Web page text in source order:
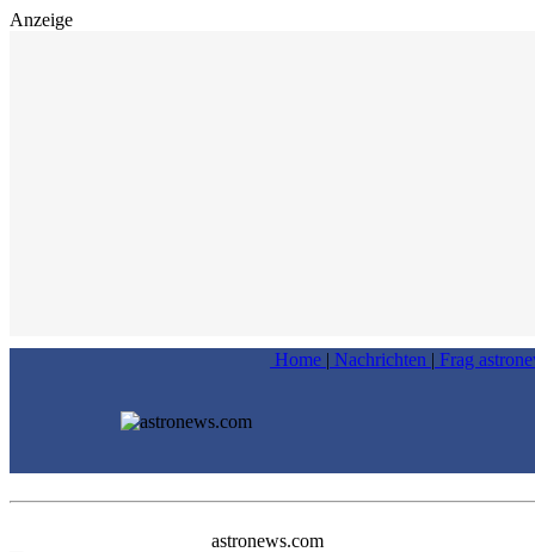
Anzeige
Home | Nachrichten | Frag
astronews.com